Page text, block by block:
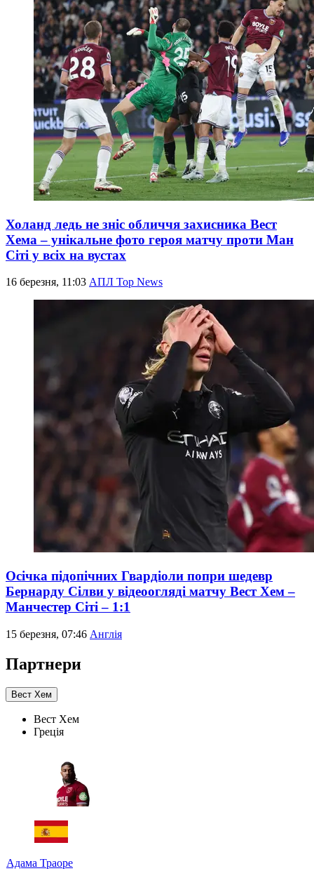
Холанд ледь не зніс обличчя захисника Вест
Хема – унікальне фото героя матчу проти Ман
Сіті у всіх на вустах
16 березня, 11:03 АПЛ Top News
Осічка підопічних Гвардіоли попри шедевр
Бернарду Сілви у відеоогляді матчу Вест Хем –
Манчестер Сіті – 1:1
15 березня, 07:46 Англія
Партнери
Вест Хем
Вест Хем
Греція
Адама Траоре